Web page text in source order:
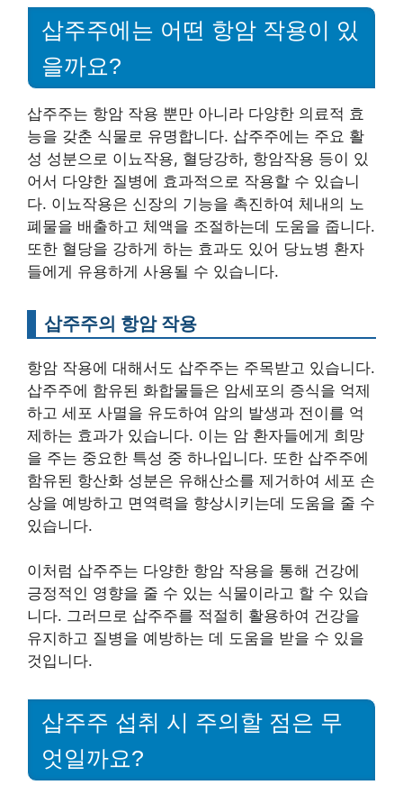
삽주주에는 어떤 항암 작용이 있
을까요?
삽주주는 항암 작용 뿐만 아니라 다양한 의료적 효
능을 갖춘 식물로 유명합니다. 삽주주에는 주요 활
성 성분으로 이뇨작용, 혈당강하, 항암작용 등이 있
어서 다양한 질병에 효과적으로 작용할 수 있습니
다. 이뇨작용은 신장의 기능을 촉진하여 체내의 노
폐물을 배출하고 체액을 조절하는데 도움을 줍니다.
또한 혈당을 강하게 하는 효과도 있어 당뇨병 환자
들에게 유용하게 사용될 수 있습니다.
삽주주의 항암 작용
항암 작용에 대해서도 삽주주는 주목받고 있습니다.
삽주주에 함유된 화합물들은 암세포의 증식을 억제
하고 세포 사멸을 유도하여 암의 발생과 전이를 억
제하는 효과가 있습니다. 이는 암 환자들에게 희망
을 주는 중요한 특성 중 하나입니다. 또한 삽주주에
함유된 항산화 성분은 유해산소를 제거하여 세포 손
상을 예방하고 면역력을 향상시키는데 도움을 줄 수
있습니다.
이처럼 삽주주는 다양한 항암 작용을 통해 건강에
긍정적인 영향을 줄 수 있는 식물이라고 할 수 있습
니다. 그러므로 삽주주를 적절히 활용하여 건강을
유지하고 질병을 예방하는 데 도움을 받을 수 있을
것입니다.
삽주주 섭취 시 주의할 점은 무
엇일까요?